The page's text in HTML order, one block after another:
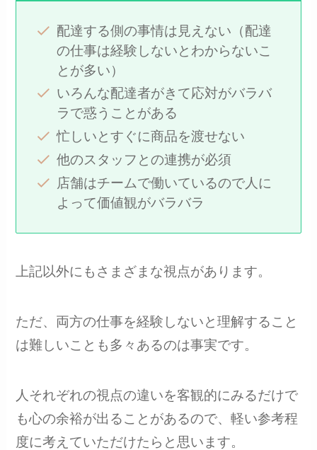
配達する側の事情は見えない（配達
の仕事は経験しないとわからないこ
とが多い）
いろんな配達者がきて応対がバラバ
ラで惑うことがある
忙しいとすぐに商品を渡せない
他のスタッフとの連携が必須
店舗はチームで働いているので人に
よって価値観がバラバラ
上記以外にもさまざまな視点があります。
ただ、両方の仕事を経験しないと理解すること
は難しいことも多々あるのは事実です。
人それぞれの視点の違いを客観的にみるだけで
も心の余裕が出ることがあるので、軽い参考程
度に考えていただけたらと思います。